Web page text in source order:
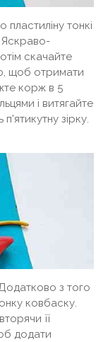
тонкі
Яскраво-
скачайте
щоб отримати
корж в 5
і витягайте
зірку.
з того
ковбаску.
її
додати